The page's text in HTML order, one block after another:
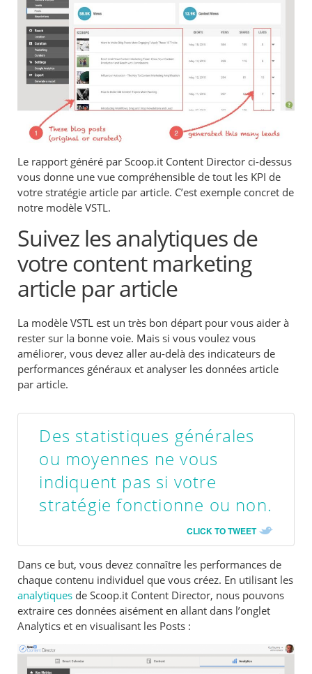
Le rapport généré par Scoop.it Content Director ci-dessus
vous donne une vue compréhensible de tout les KPI de
votre stratégie article par article. C’est exemple concret de
notre modèle VSTL.
Suivez les analytiques de
votre content marketing
article par article
La modèle VSTL est un très bon départ pour vous aider à
rester sur la bonne voie. Mais si vous voulez vous
améliorer, vous devez aller au-delà des indicateurs de
performances généraux et analyser les données article
par article.
Des statistiques générales
ou moyennes ne vous
indiquent pas si votre
stratégie fonctionne ou non.
CLICK TO TWEET
Dans ce but, vous devez connaître les performances de
chaque contenu individuel que vous créez. En utilisant les
analytiques de Scoop.it Content Director, nous pouvons
extraire ces données aisément en allant dans l’onglet
Analytics et en visualisant les Posts :